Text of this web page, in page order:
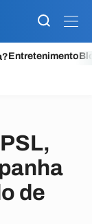
Entretenimento
de